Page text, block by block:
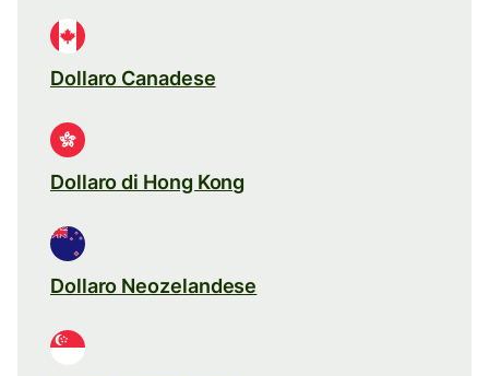
Dollaro Canadese
Dollaro di Hong Kong
Dollaro Neozelandese